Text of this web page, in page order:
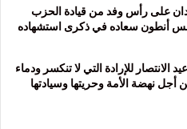
على رأس وفد من قيادة الحزب
أنطون سعاده في ذكرى استشهاده
في 8 تموز هو عيد الانتصار للإرادة التي لا تنكسر ودماء
نهضة الأمة وحريتها وسيادتها